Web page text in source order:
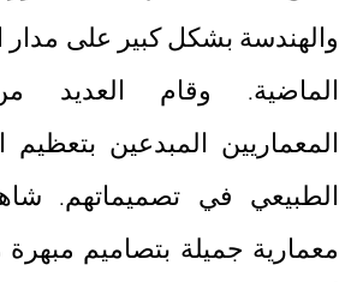
والهندسة بشكل كبير على مدار
الماضية. وقام العديد
المعماريين المبدعين
الطبيعي في تصميماتهم.
معمارية جميلة بتصاميم